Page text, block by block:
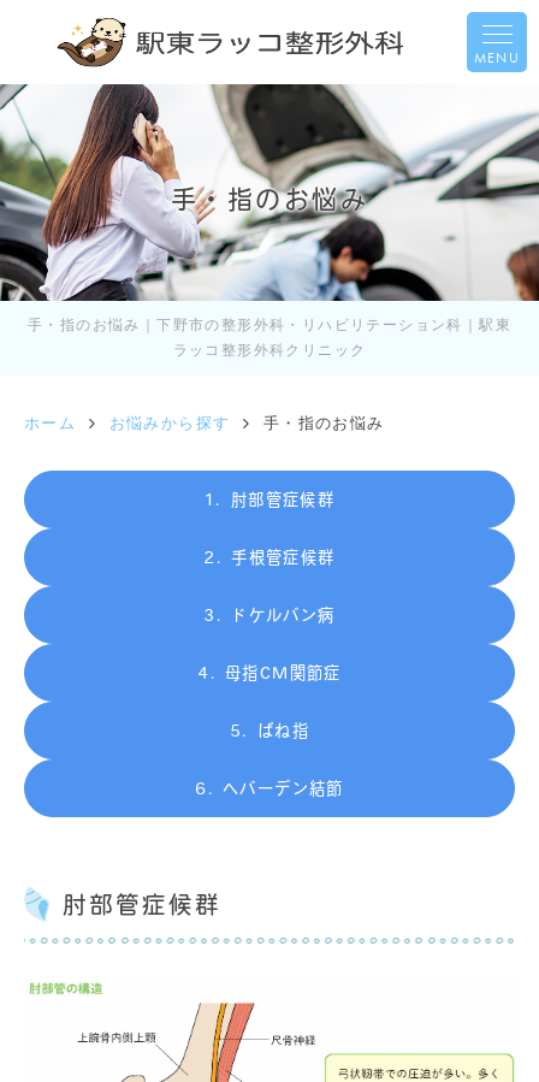
MENU
手・指のお悩み
手・指のお悩み｜下野市の整形外科・リハビリテーション科｜駅東
ラッコ整形外科クリニック
ホーム お悩みから探す 手・指のお悩み
肘部管症候群
手根管症候群
ドケルバン病
母指CM関節症
ばね指
へバーデン結節
肘部管症候群